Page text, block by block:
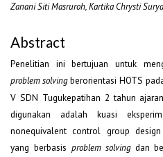
Zanani Siti Masruroh, Kartika Chrysti
Abstract
Penelitian ini bertujuan untuk
problem solvingberorientasi HOTS
V SDN Tugukepatihan 2 tahun
digunakan adalah kuasi
nonequivalent control group
yang berbasis problem solving dan